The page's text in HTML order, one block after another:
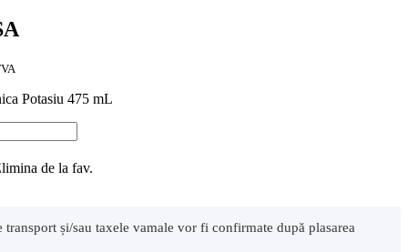
Potasiu 475 mL
de la fav.
transport și/sau taxele vamale vor fi confirmate după plasarea